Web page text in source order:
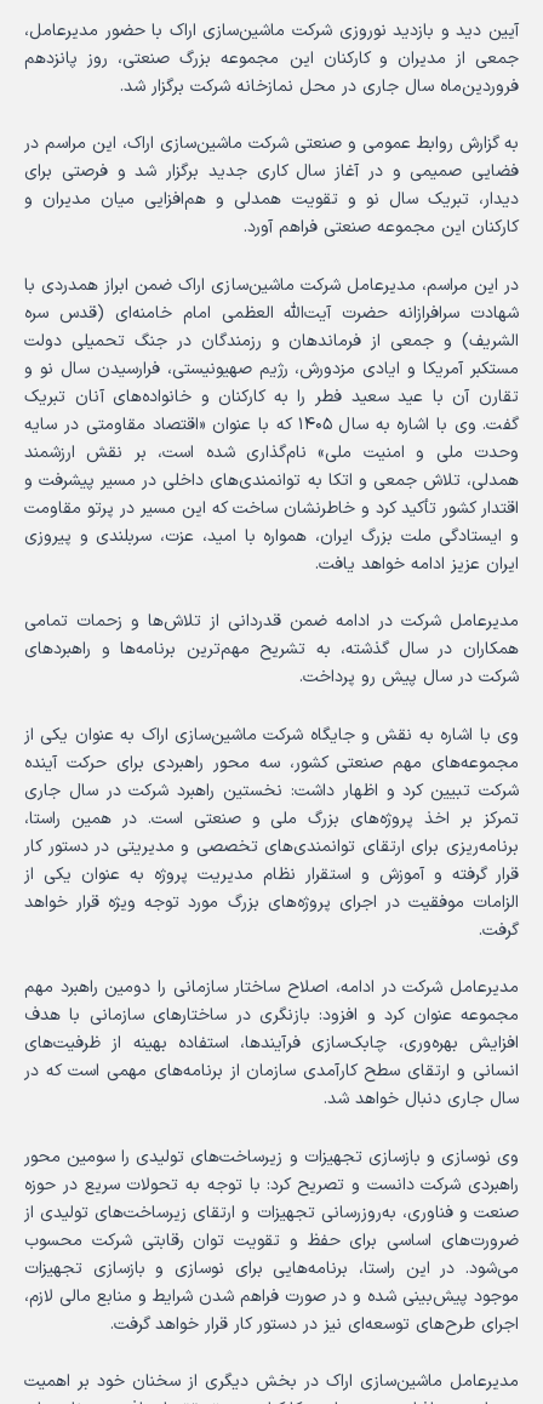
آیین دید و بازدید نوروزی شرکت ماشین‌سازی اراک با حضور مدیرعامل،
جمعی از مدیران و کارکنان این مجموعه بزرگ صنعتی، روز پانزدهم
فروردین‌ماه سال جاری در محل نمازخانه شرکت برگزار شد.
به گزارش روابط عمومی و صنعتی شرکت ماشین‌سازی اراک، این مراسم در
فضایی صمیمی و در آغاز سال کاری جدید برگزار شد و فرصتی برای
دیدار، تبریک سال نو و تقویت همدلی و هم‌افزایی میان مدیران و
کارکنان این مجموعه صنعتی فراهم آورد.
در این مراسم، مدیرعامل شرکت ماشین‌سازی اراک ضمن ابراز همدردی با
شهادت سرافرازانه حضرت آیت‌الله العظمی امام خامنه‌ای (قدس سره
الشریف) و جمعی از فرماندهان و رزمندگان در جنگ تحمیلی دولت
مستکبر آمریکا و ایادی مزدورش، رژیم صهیونیستی، فرارسیدن سال نو و
تقارن آن با عید سعید فطر را به کارکنان و خانواده‌های آنان تبریک
گفت. وی با اشاره به سال ۱۴۰۵ که با عنوان «اقتصاد مقاومتی در سایه
وحدت ملی و امنیت ملی» نام‌گذاری شده است، بر نقش ارزشمند
همدلی، تلاش جمعی و اتکا به توانمندی‌های داخلی در مسیر پیشرفت و
اقتدار کشور تأکید کرد و خاطرنشان ساخت که این مسیر در پرتو مقاومت
و ایستادگی ملت بزرگ ایران، همواره با امید، عزت، سربلندی و پیروزی
ایران عزیز ادامه خواهد یافت.
مدیرعامل شرکت در ادامه ضمن قدردانی از تلاش‌ها و زحمات تمامی
همکاران در سال گذشته، به تشریح مهم‌ترین برنامه‌ها و راهبردهای
شرکت در سال پیش رو پرداخت.
وی با اشاره به نقش و جایگاه شرکت ماشین‌سازی اراک به عنوان یکی از
مجموعه‌های مهم صنعتی کشور، سه محور راهبردی برای حرکت آینده
شرکت تبیین کرد و اظهار داشت: نخستین راهبرد شرکت در سال جاری
تمرکز بر اخذ پروژه‌های بزرگ ملی و صنعتی است. در همین راستا،
برنامه‌ریزی برای ارتقای توانمندی‌های تخصصی و مدیریتی در دستور کار
قرار گرفته و آموزش و استقرار نظام مدیریت پروژه به عنوان یکی از
الزامات موفقیت در اجرای پروژه‌های بزرگ مورد توجه ویژه قرار خواهد
گرفت.
مدیرعامل شرکت در ادامه، اصلاح ساختار سازمانی را دومین راهبرد مهم
مجموعه عنوان کرد و افزود: بازنگری در ساختارهای سازمانی با هدف
افزایش بهره‌وری، چابک‌سازی فرآیندها، استفاده بهینه از ظرفیت‌های
انسانی و ارتقای سطح کارآمدی سازمان از برنامه‌های مهمی است که در
سال جاری دنبال خواهد شد.
وی نوسازی و بازسازی تجهیزات و زیرساخت‌های تولیدی را سومین محور
راهبردی شرکت دانست و تصریح کرد: با توجه به تحولات سریع در حوزه
صنعت و فناوری، به‌روزرسانی تجهیزات و ارتقای زیرساخت‌های تولیدی از
ضرورت‌های اساسی برای حفظ و تقویت توان رقابتی شرکت محسوب
می‌شود. در این راستا، برنامه‌هایی برای نوسازی و بازسازی تجهیزات
موجود پیش‌بینی شده و در صورت فراهم شدن شرایط و منابع مالی لازم،
اجرای طرح‌های توسعه‌ای نیز در دستور کار قرار خواهد گرفت.
مدیرعامل ماشین‌سازی اراک در بخش دیگری از سخنان خود بر اهمیت